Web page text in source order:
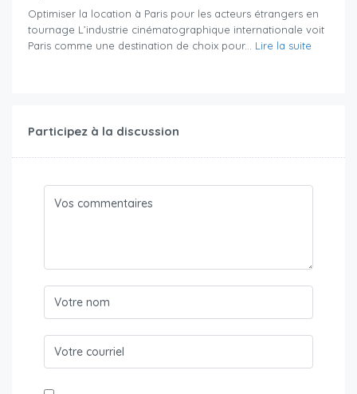
Optimiser la location à Paris pour les acteurs étrangers en
tournage L’industrie cinématographique internationale voit
Paris comme une destination de choix pour... Lire la suite
Participez à la discussion